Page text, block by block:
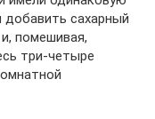
добавить сахарный
помешивая,
три-четыре